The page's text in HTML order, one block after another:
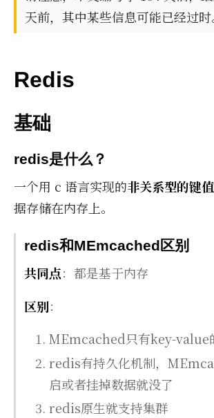
天前，其中某些信息可能已经过时
Redis
基础
redis是什么？
一个用 c 语言实现的非关系型的键
据存储在内存上。
redis和MEmcached区别
共同点：都是基于内存
区别：
MEmcached只有key-value
redis有持久化机制，
启或者挂掉数据就没了
redis原生就支持集群